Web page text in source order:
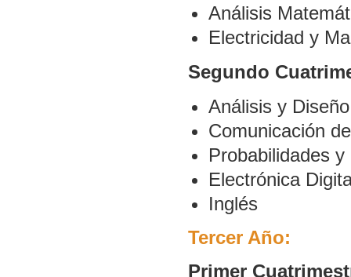
Análisis
Electricidad y
Segundo
Análisis y
Comunicación
Probabilidades
Electrónica
Inglés
Tercer Año:
Primer